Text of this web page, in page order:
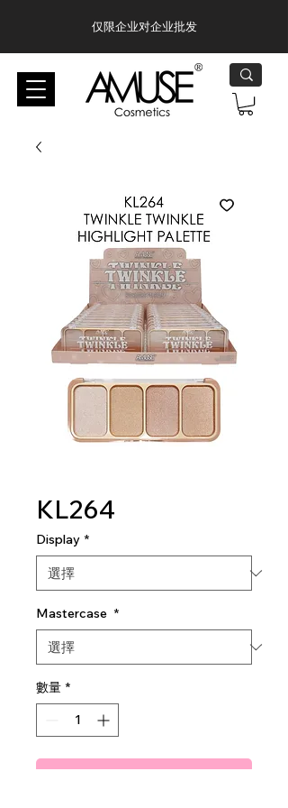
仅限企业对企业批发
KL264
Display *
Mastercase *
數量 *